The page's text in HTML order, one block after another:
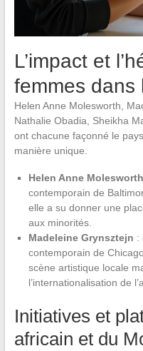
L’impact et
femmes dans
Helen Anne Molesworth,
Nathalie Obadia, Sheikha
ont chacune façonné le
manière unique.
Helen Anne Molesworth
contemporain de
elle a su donner une
aux minorités.
Madeleine Grynsztejn :
contemporain de
scène artistique locale
l’internationalisation de
Initiatives et
africain et du